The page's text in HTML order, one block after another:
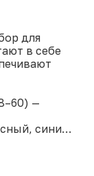
для
в себе
—
синий,